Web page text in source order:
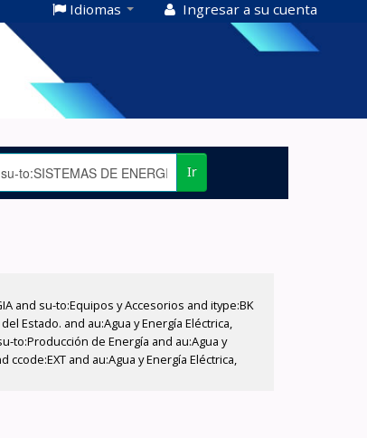
Idiomas Ingresar a su cuenta
Ir
and su-to:Equipos y Accesorios and itype:BK
Estado. and au:Agua y Energía Eléctrica,
to:Producción de Energía and au:Agua y
and au:Agua y Energía Eléctrica,